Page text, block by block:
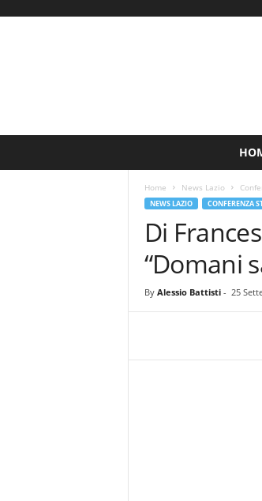
Home News Lazio
NEWS LAZIO CONFERENZA
Di
“Domani
By Alessio Battisti- 25